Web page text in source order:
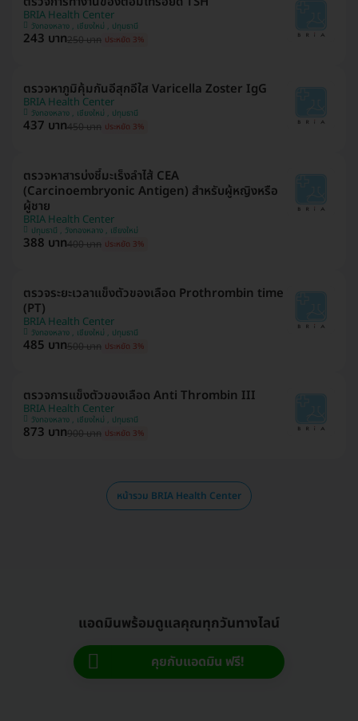
BRIA Health Center
วังทองหลาง , เชียงใหม่ , ปทุมธานี
243 บาท250 บาท ประหยัด 3%
ตรวจหาภูมิคุ้มกันอีสุกอีใส Varicella Zoster IgG
BRIA Health Center
วังทองหลาง , เชียงใหม่ , ปทุมธานี
437 บาท450 บาท ประหยัด 3%
ตรวจหาสารบ่งชี้มะเร็งลำไส้ CEA
(Carcinoembryonic Antigen) สำหรับผู้หญิงหรือ
ผู้ชาย
BRIA Health Center
ปทุมธานี , วังทองหลาง , เชียงใหม่
388 บาท400 บาท ประหยัด 3%
ตรวจระยะเวลาแข็งตัวของเลือด Prothrombin time
(PT)
BRIA Health Center
วังทองหลาง , เชียงใหม่ , ปทุมธานี
485 บาท500 บาท ประหยัด 3%
ตรวจการแข็งตัวของเลือด Anti Thrombin III
BRIA Health Center
วังทองหลาง , เชียงใหม่ , ปทุมธานี
873 บาท900 บาท ประหยัด 3%
หน้ารวม BRIA Health Center
แอดมินพร้อมดูแลคุณทุกวันทางไลน์
คุยกับแอดมิน ฟรี!